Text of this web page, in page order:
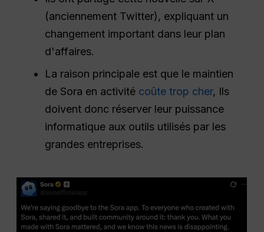
(anciennement Twitter), expliquant un
changement important dans leur plan
d'affaires.
La raison principale est que le maintien
de Sora en activité coûte trop cher, Ils
doivent donc réserver leur puissance
informatique aux outils utilisés par les
grandes entreprises.